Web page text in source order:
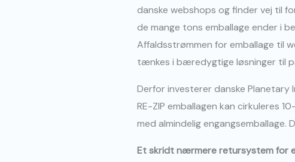
danske webshops og finder vej til
de mange tons emballage ender i
Affaldsstrømmen for emballage til
tænkes i bæredygtige løsninger til
Derfor investerer danske Planetary
RE-ZIP emballagen kan cirkuleres
med almindelig
Et skridt nærmere retursystem for